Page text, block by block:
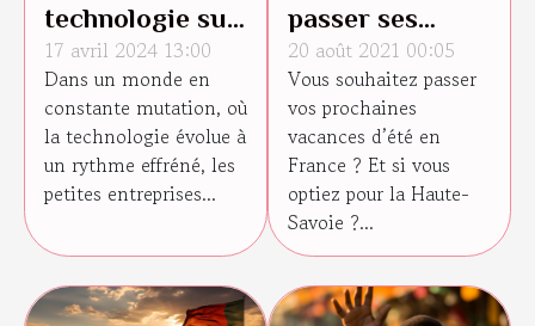
technologie sur
les petites
entreprises en
Europe
17 avril 2024 13:00
Dans un monde en
constante mutation, où
la technologie évolue à
un rythme effréné, les
petites entreprises...
passer ses
prochaines
vacances en
Haute-Savoie ?
20 août 2021 00:05
Vous souhaitez passer
vos prochaines
vacances d’été en
France ? Et si vous
optiez pour la Haute-
Savoie ?...